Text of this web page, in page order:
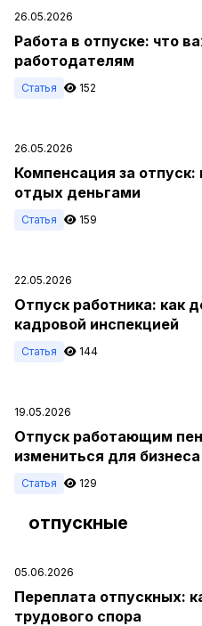
26.05.2026
Работа в отпуске: что
работодателям
Статья 152
26.05.2026
Компенсация за
отдых деньгами
Статья 159
22.05.2026
Отпуск работника: как
кадровой инспекцией
Статья 144
19.05.2026
Отпуск работающим
измениться для бизнеса
Статья 129
отпускные
05.06.2026
Переплата отпускных:
трудового спора